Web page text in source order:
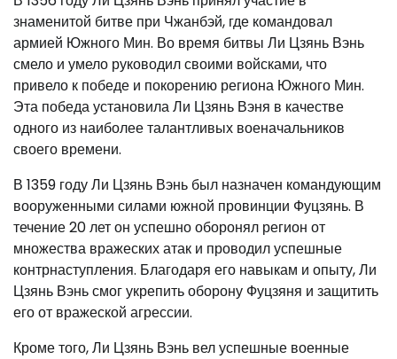
знаменитой битве при Чжанбэй, где командовал
армией Южного Мин. Во время битвы Ли Цзянь Вэнь
смело и умело руководил своими войсками, что
привело к победе и покорению региона Южного Мин.
Эта победа установила Ли Цзянь Вэня в качестве
одного из наиболее талантливых военачальников
своего времени.
В 1359 году Ли Цзянь Вэнь был назначен командующим
вооруженными силами южной провинции Фуцзянь. В
течение 20 лет он успешно оборонял регион от
множества вражеских атак и проводил успешные
контрнаступления. Благодаря его навыкам и опыту, Ли
Цзянь Вэнь смог укрепить оборону Фуцзяня и защитить
его от вражеской агрессии.
Кроме того, Ли Цзянь Вэнь вел успешные военные